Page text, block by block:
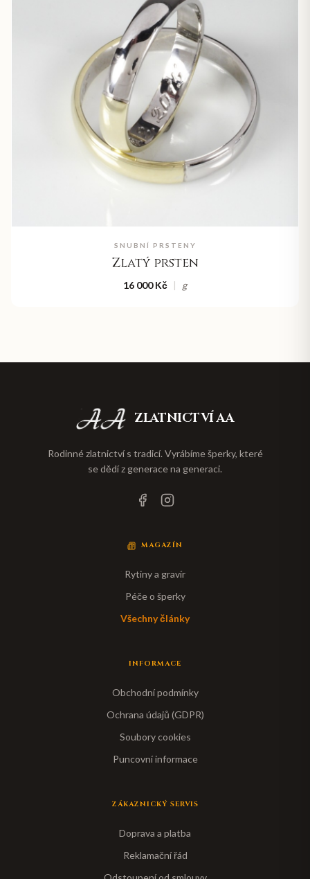
SNUBNÍ PRSTENY
Zlatý prsten
16 000 Kč | g
ZLATNICTVÍ AA
Rodinné zlatnictví s tradicí. Vyrábíme šperky, které
se dědí z generace na generaci.
MAGAZÍN
Rytiny a gravír
Péče o šperky
Všechny články
INFORMACE
Obchodní podmínky
Ochrana údajů (GDPR)
Soubory cookies
Puncovní informace
ZÁKAZNICKÝ SERVIS
Doprava a platba
Reklamační řád